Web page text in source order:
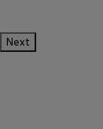
Next